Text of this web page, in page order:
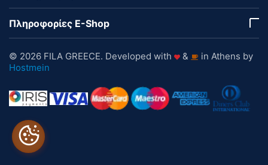
Πληροφορίες E-Shop
© 2026 FILA GREECE. Developed with &
in Athens by
Hostmein